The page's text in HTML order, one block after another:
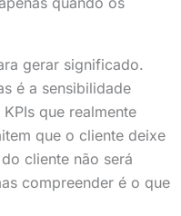
gerar significado.
é a sensibilidade
que realmente
que o cliente deixe
cliente não será
compreender é o que